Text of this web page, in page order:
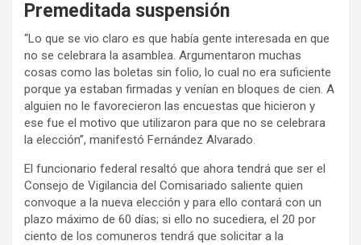
Premeditada suspensión
“Lo que se vio claro es que había gente interesada en que
no se celebrara la asamblea. Argumentaron muchas
cosas como las boletas sin folio, lo cual no era suficiente
porque ya estaban firmadas y venían en bloques de cien. A
alguien no le favorecieron las encuestas que hicieron y
ese fue el motivo que utilizaron para que no se celebrara
la elección”, manifestó Fernández Alvarado.
El funcionario federal resaltó que ahora tendrá que ser el
Consejo de Vigilancia del Comisariado saliente quien
convoque a la nueva elección y para ello contará con un
plazo máximo de 60 días; si ello no sucediera, el 20 por
ciento de los comuneros tendrá que solicitar a la